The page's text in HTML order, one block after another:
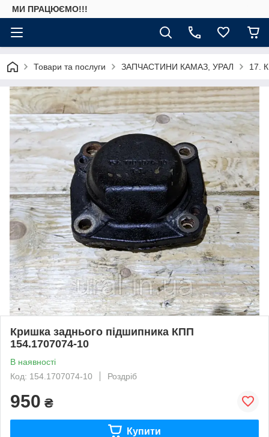
МИ ПРАЦЮЄМО!!!
Товари та послуги ЗАПЧАСТИНИ КАМАЗ, УРАЛ 17.
Кришка заднього підшипника КПП
154.1707074-10
В наявності
Код: 154.1707074-10
Роздріб
950 ₴
Купити